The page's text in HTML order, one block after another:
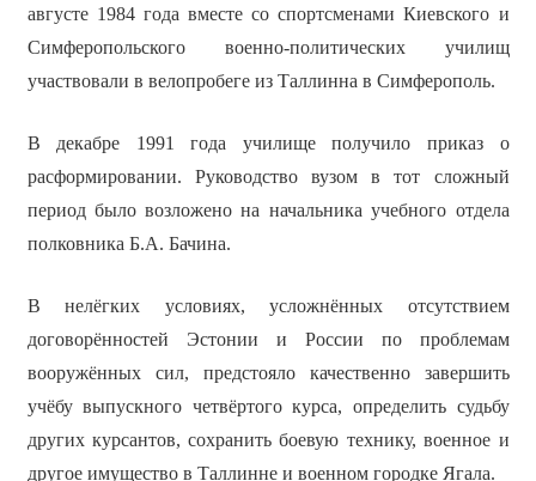
августе 1984 года вместе со спортсменами Киевского и
Симферопольского военно-политических училищ
участвовали в велопробеге из Таллинна в Симферополь.
В декабре 1991 года училище получило приказ о
расформировании. Руководство вузом в тот сложный
период было возложено на начальника учебного отдела
полковника Б.А. Бачина.
В нелёгких условиях, усложнённых отсутствием
договорённостей Эстонии и России по проблемам
вооружённых сил, предстояло качественно завершить
учёбу выпускного четвёртого курса, определить судьбу
других курсантов, сохранить боевую технику, военное и
другое имущество в Таллинне и военном городке Ягала.